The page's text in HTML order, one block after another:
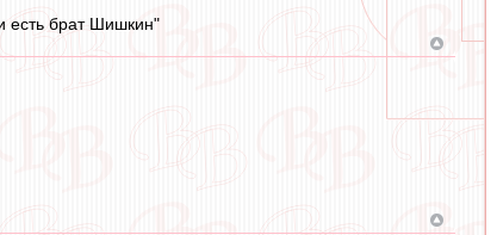
есть брат Шишкин"